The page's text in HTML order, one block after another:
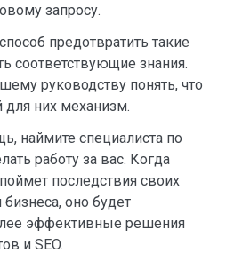
запросу.
предотвратить такие
соответствующие знания.
руководству понять, что
для них механизм.
наймите специалиста по
работу за вас. Когда
последствия своих
оно будет
эффективные решения
и SEO.